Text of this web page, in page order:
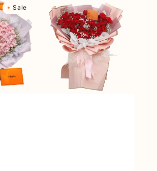
Sale
Rose
Rhapsody